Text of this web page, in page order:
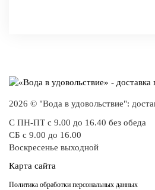
2026 © "Вода в удовольствие":
С ПН-ПТ с 9.00 до 16.40 без обеда
СБ с 9.00 до 16.00
Воскресенье выходной
Карта сайта
Политика обработки персональных данных